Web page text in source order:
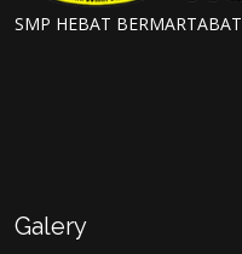
SMP HEBAT BERMARTABAT
Galery